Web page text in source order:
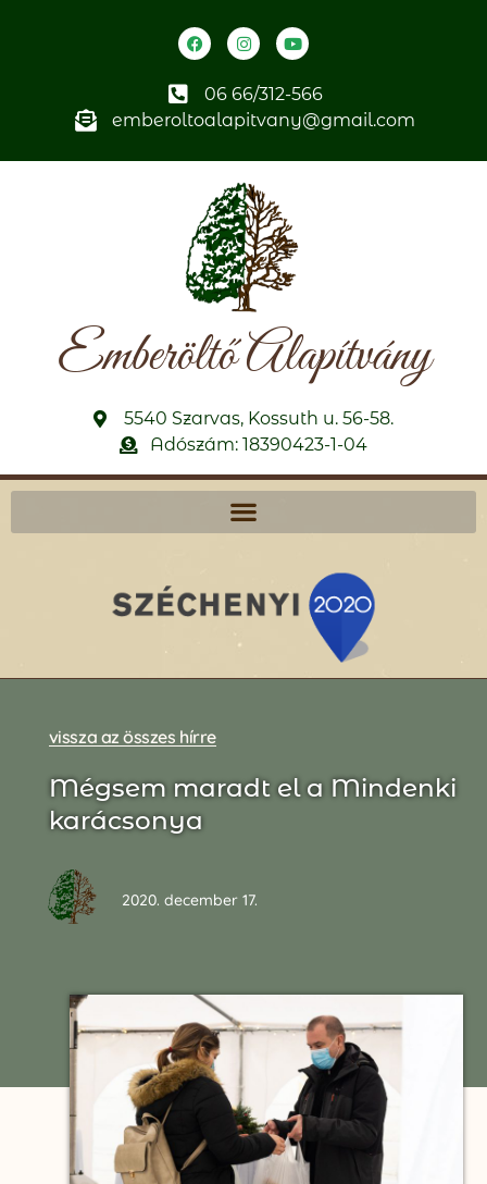
06 66/312-566
emberoltoalapitvany@gmail.com
Emberöltő Alapítvány
5540 Szarvas, Kossuth u. 56-58.
Adószám: 18390423-1-04
vissza az összes hírre
Mégsem maradt el a Mindenki
karácsonya
2020. december 17.